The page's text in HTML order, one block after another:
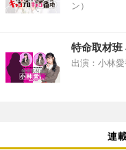
ン）
特命取材班
出演：小林愛
連